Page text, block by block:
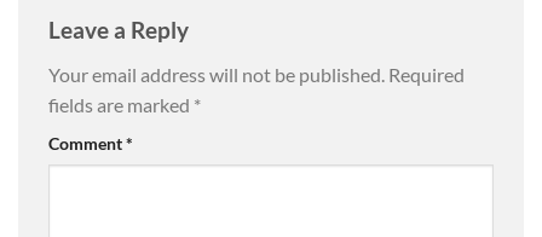
Leave a Reply
Your email address will not be published. Required
fields are marked *
Comment*